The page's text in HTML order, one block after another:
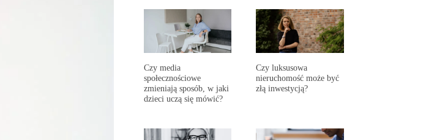
Czy media
społecznościowe
zmieniają sposób, w jaki
dzieci uczą się mówić?
Czy luksusowa
nieruchomość może być
złą inwestycją?